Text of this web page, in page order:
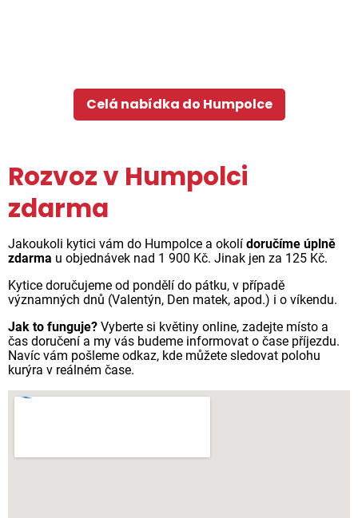
Celá nabídka do Humpolce
Rozvoz v Humpolci
zdarma
Jakoukoli kytici vám do Humpolce a okolí doručíme úplně
zdarma u objednávek nad 1 900 Kč. Jinak jen za 125 Kč.
Kytice doručujeme od pondělí do pátku, v případě
významných dnů (Valentýn, Den matek, apod.) i o víkendu.
Jak to funguje? Vyberte si květiny online, zadejte místo a
čas doručení a my vás budeme informovat o čase příjezdu.
Navíc vám pošleme odkaz, kde můžete sledovat polohu
kurýra v reálném čase.